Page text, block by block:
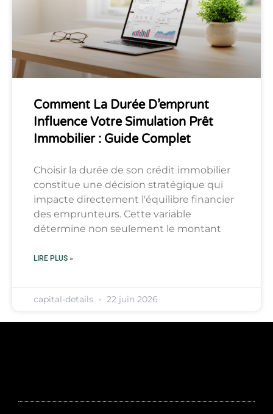
Comment La Durée D’emprunt
Influence Votre Simulation Prêt
Immobilier : Guide Complet
Choisir la durée de son crédit immobilier
constitue une décision stratégique qui
impacte directement l'équilibre financier
des emprunteurs. Cette variable
détermine non seulement le montant
LIRE PLUS »
capital-details 22 juin 2026